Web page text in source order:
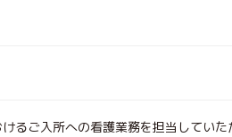
るご入所への看護業務を担当していた